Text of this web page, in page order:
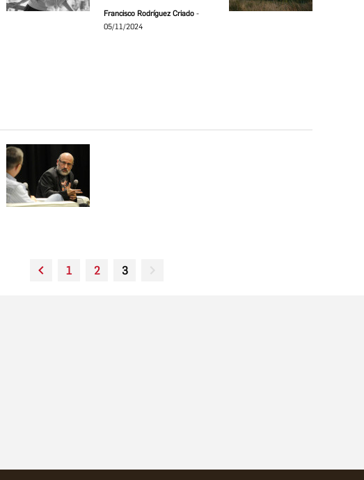
Francisco Rodríguez Criado
05/11/2024
1 2 3